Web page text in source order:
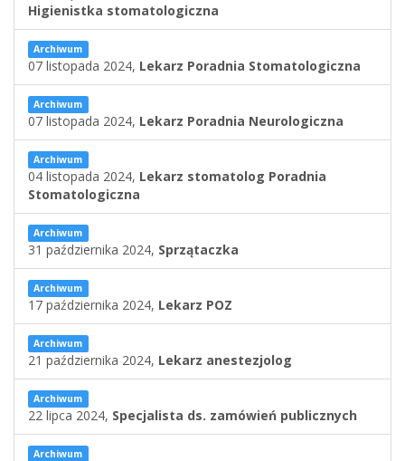
Higienistka stomatologiczna
Archiwum
07 listopada 2024, Lekarz Poradnia Stomatologiczna
Archiwum
07 listopada 2024, Lekarz Poradnia Neurologiczna
Archiwum
04 listopada 2024, Lekarz stomatolog Poradnia
Stomatologiczna
Archiwum
31 października 2024, Sprzątaczka
Archiwum
17 października 2024, Lekarz POZ
Archiwum
21 października 2024, Lekarz anestezjolog
Archiwum
22 lipca 2024, Specjalista ds. zamówień publicznych
Archiwum